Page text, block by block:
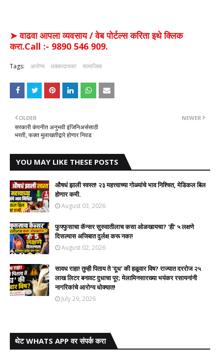
➤ वाढवा आपला व्यवसाय / वेब पोर्टल्स करिता इथे क्लिक
करा.Call :- 9890 546 909.
Tags: आरोग्य धक्कादायक! सामाजिक
NEWER
OLDER
सरकारी कंपनीत अनुभवी इंजिनिअर्ससाठी
भरती, फक्त मुलाखतीद्वारे होणार निवड
YOU MAY LIKE THESE POSTS
औषधं झाली स्वस्त! २३ महत्त्वाच्या गोळ्यांचे भाव निश्चित, मेडिकल बिल
होणार कमी.
August 03, 2026
फुफ्फुसाचा कॅन्सर सुरुवातीलाच कसा ओळखायचा? 'ही' ५ लक्षणे
दिसल्यास अजिबात दुर्लक्ष करू नका!
August 02, 2026
सावध राहा! तुम्ही पिताय ते 'दूध' की हळूवार विष? राज्यात दररोज २५
लाख लिटर बनावट दुधाचा पूर; मेलामिनसारख्या भयंकर रसायनांनी
नागरिकांचे आरोग्य धोक्यात!​
July 29, 2026
थेट WHATS APP वर संपर्क करा